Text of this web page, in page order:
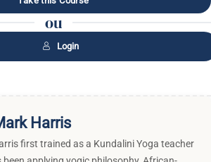
ou
Login
Harris
first trained as a Kundalini Yoga teacher